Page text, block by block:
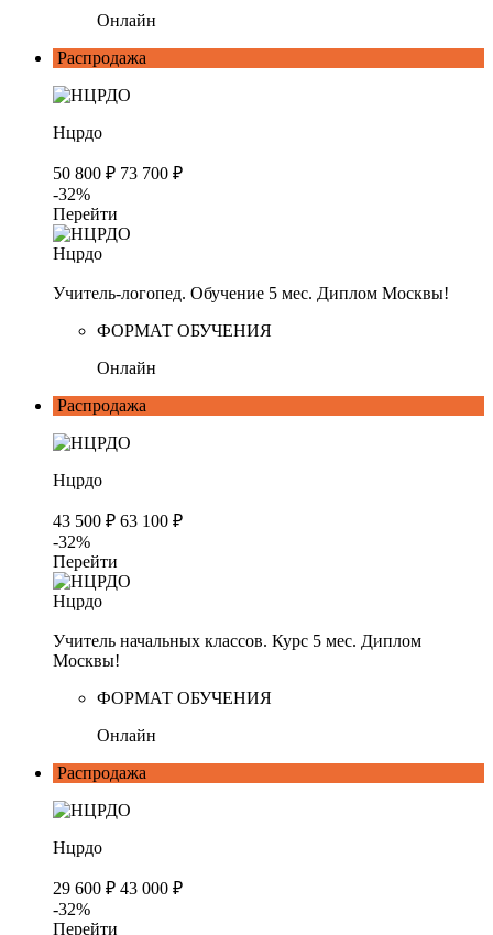
Онлайн
Распродажа
Нцрдо
50 800 ₽ 73 700 ₽
-32%
Перейти
Нцрдо
Учитель-логопед. Обучение 5 мес. Диплом Москвы!
ФОРМАТ ОБУЧЕНИЯ
Онлайн
Распродажа
Нцрдо
43 500 ₽ 63 100 ₽
-32%
Перейти
Нцрдо
Учитель начальных классов. Курс 5 мес. Диплом
Москвы!
ФОРМАТ ОБУЧЕНИЯ
Онлайн
Распродажа
Нцрдо
29 600 ₽ 43 000 ₽
-32%
Перейти